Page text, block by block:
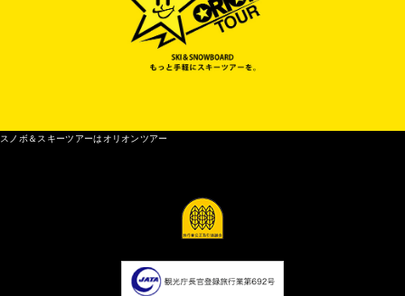
スノボ＆スキーツアーはオリオンツアー